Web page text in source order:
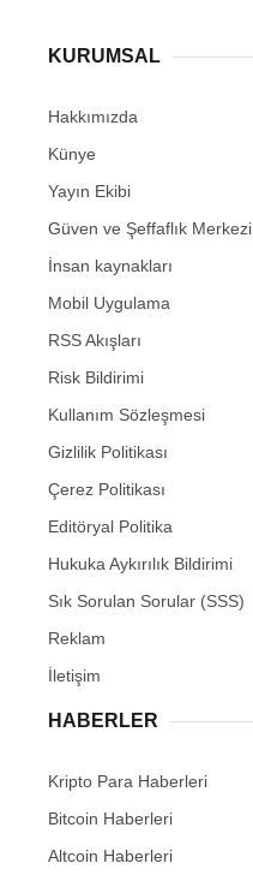
KURUMSAL
Hakkımızda
Künye
Yayın Ekibi
Güven ve Şeffaflık Merkezi
İnsan kaynakları
Mobil Uygulama
RSS Akışları
Risk Bildirimi
Kullanım Sözleşmesi
Gizlilik Politikası
Çerez Politikası
Editöryal Politika
Hukuka Aykırılık Bildirimi
Sık Sorulan Sorular (SSS)
Reklam
İletişim
HABERLER
Kripto Para Haberleri
Bitcoin Haberleri
Altcoin Haberleri